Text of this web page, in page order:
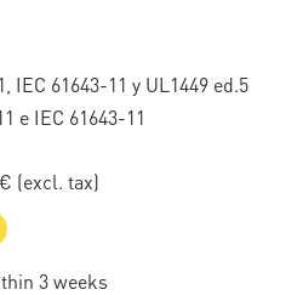
IEC 61643-11 y UL1449 ed.5
e IEC 61643-11
(excl. tax)
3 weeks